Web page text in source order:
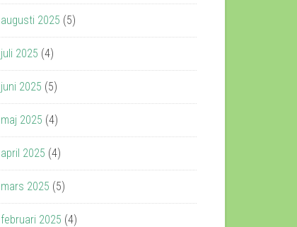
augusti 2025 (5)
juli 2025 (4)
juni 2025 (5)
maj 2025 (4)
april 2025 (4)
mars 2025 (5)
februari 2025 (4)